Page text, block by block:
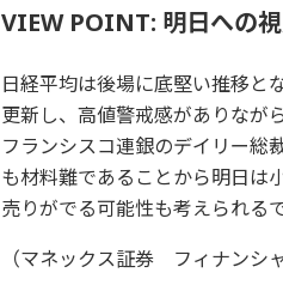
VIEW POINT: 明日への
日経平均は後場に底堅い推移と
更新し、高値警戒感がありなが
フランシスコ連銀のデイリー総
も材料難であることから明日は
売りがでる可能性も考えられる
（マネックス証券 フィナンシ